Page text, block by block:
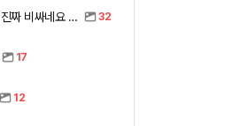
아반떼 풀체인지 가격 나왔는데 진짜 비싸네요 ㅎㅎ 32
17
12